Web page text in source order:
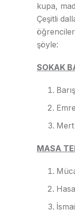
kupa,
Çeşitli
öğrenciler
şöyle:
SOKAK
MASA